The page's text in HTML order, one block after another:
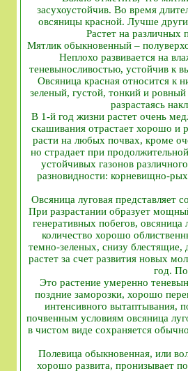
засухоустойчив. Во время
овсяницы красной. Лучше
Растет на различных
Мятлик обыкновенный –
Неплохо развивается на
теневыносливостью, устойчив к
Овсяница красная относится к
зеленый, густой, тонкий и
разрастаясь
В 1-й год жизни растет очень
скашивания отрастает хорошо и
расти на любых почвах, кроме
но страдает при
устойчивых газонов
разновидности: корневищно-
Овсяница луговая представляет
При разрастании образует
генеративных побегов,
количество хорошо
темно-зеленых, снизу
растет за счет развития новых
год.
Это растение умеренно
поздние заморозки, хорошо
интенсивного вытаптывания,
почвенным условиям овсяница
в чистом виде сохраняется
Полевица обыкновенная, или
хорошо развита, пронизывает